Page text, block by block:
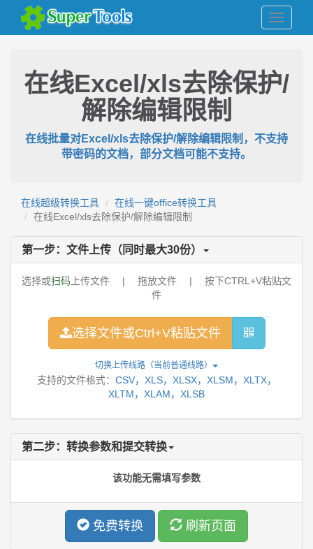
在线Excel/xls去除保护/
解除编辑限制
在线批量对Excel/xls去除保护/解除编辑限制，不支持
带密码的文档，部分文档可能不支持。
在线超级转换工具
在线一键office转换工具
在线Excel/xls去除保护/解除编辑限制
第一步：文件上传（同时最大30份）
选择或扫码 上传文件 | 拖放文件 | 按下CTRL+V粘贴文
件
选择文件或Ctrl+V粘贴文件
切换上传线路（当前普通线路）
支持的文件格式： CSV，XLS，XLSX，XLSM，XLTX，
XLTM，XLAM，XLSB
第二步：转换参数和提交转换
该功能无需填写参数
免费转换 刷新页面